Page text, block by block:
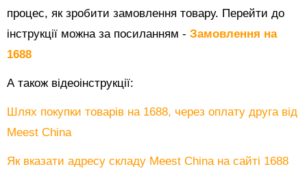
процес, як зробити замовлення товару. Перейти до
інструкції можна за посиланням - Замовлення на
1688
А також відеоінструкції:
Шлях покупки товарів на 1688, через оплату друга від
Meest China
Як вказати адресу складу Meest China на сайті 1688